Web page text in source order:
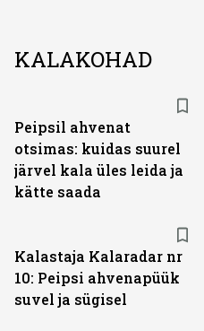
KALAKOHAD
Peipsil ahvenat
otsimas: kuidas suurel
järvel kala üles leida ja
kätte saada
Kalastaja Kalaradar nr
10: Peipsi ahvenapüük
suvel ja sügisel